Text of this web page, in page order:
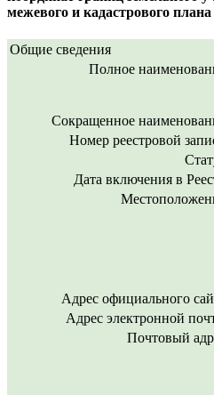
межевого и кадастрового плана
Общие сведения
Полное
Сокращенное
Номер реестровой
Дата включения в
Адрес официального
Адрес электронной
Почтовый